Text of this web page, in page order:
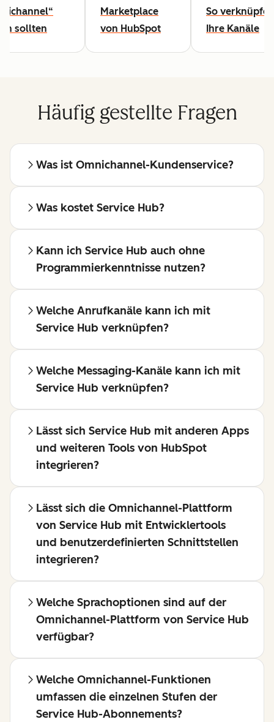
sollten
Marketplace
von HubSpot
So
Ihre Kanäle
Häufig gestellte Fragen
Was ist Omnichannel-Kundenservice?
Was kostet Service Hub?
Kann ich Service Hub auch ohne
Programmierkenntnisse nutzen?
Welche Anrufkanäle kann ich mit
Service Hub verknüpfen?
Welche Messaging-Kanäle kann ich mit
Service Hub verknüpfen?
Lässt sich Service Hub mit anderen Apps
und weiteren Tools von HubSpot
integrieren?
Lässt sich die Omnichannel-Plattform
von Service Hub mit Entwicklertools
und benutzerdefinierten Schnittstellen
integrieren?
Welche Sprachoptionen sind auf der
Omnichannel-Plattform von Service Hub
verfügbar?
Welche Omnichannel-Funktionen
umfassen die einzelnen Stufen der
Service Hub-Abonnements?